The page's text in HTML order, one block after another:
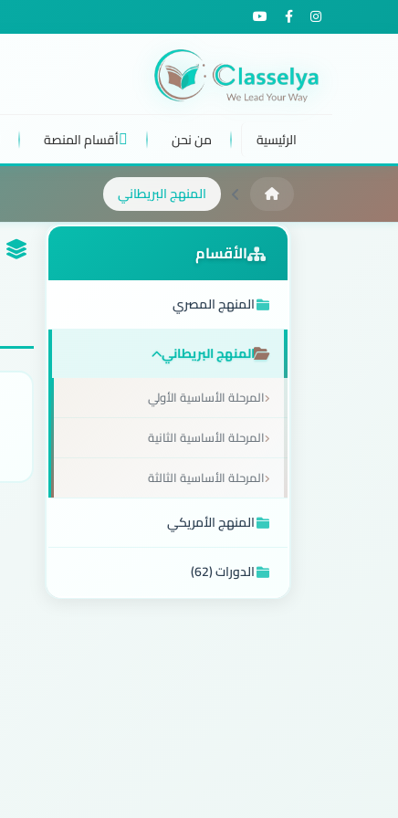
الرئيسية من نحن أقسام المنصة
المنهج البريطاني
الأقسام
المنهج المصري
المنهج البريطاني
المرحلة الأساسية الأولي
المرحلة الأساسية الثانية
المرحلة الأساسية الثالثة
المنهج الأمريكي
الدورات (62)